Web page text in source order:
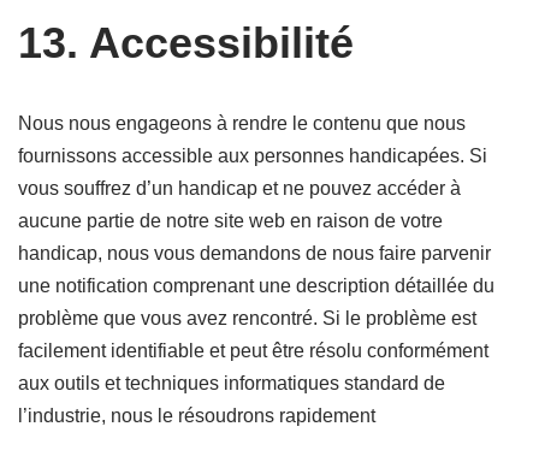
13. Accessibilité
Nous nous engageons à rendre le contenu que nous
fournissons accessible aux personnes handicapées. Si
vous souffrez d’un handicap et ne pouvez accéder à
aucune partie de notre site web en raison de votre
handicap, nous vous demandons de nous faire parvenir
une notification comprenant une description détaillée du
problème que vous avez rencontré. Si le problème est
facilement identifiable et peut être résolu conformément
aux outils et techniques informatiques standard de
l’industrie, nous le résoudrons rapidement